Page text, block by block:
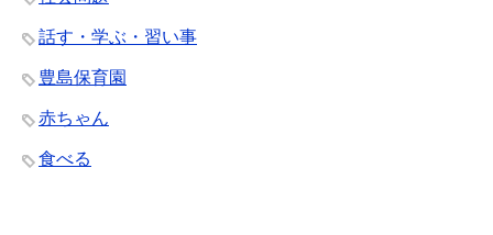
話す・学ぶ・習い事
豊島保育園
赤ちゃん
食べる